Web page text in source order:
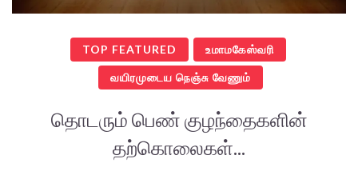
TOP FEATURED உமாமகேஸ்வரி
வயிரமுடைய நெஞ்சு வேணும்
தொடரும் பெண் குழந்தைகளின்
தற்கொலைகள்...